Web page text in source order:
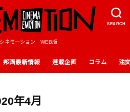
SEARCH
ネモーション WEB版
邦画最新情報 連載企画 コラム 注
年4月